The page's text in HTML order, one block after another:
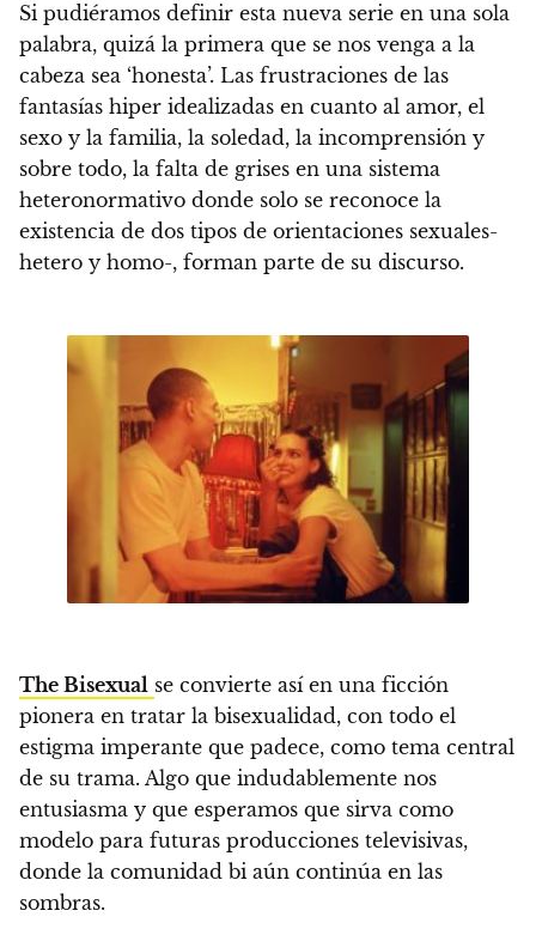
Si pudiéramos definir esta nueva serie en una sola
palabra, quizá la primera que se nos venga a la
cabeza sea ‘honesta’. Las frustraciones de las
fantasías hiper idealizadas en cuanto al amor, el
sexo y la familia, la soledad, la incomprensión y
sobre todo, la falta de grises en una sistema
heteronormativo donde solo se reconoce la
existencia de dos tipos de orientaciones sexuales-
hetero y homo-, forman parte de su discurso.
The Bisexual se convierte así en una ficción
pionera en tratar la bisexualidad, con todo el
estigma imperante que padece, como tema central
de su trama. Algo que indudablemente nos
entusiasma y que esperamos que sirva como
modelo para futuras producciones televisivas,
donde la comunidad bi aún continúa en las
sombras.